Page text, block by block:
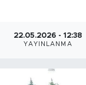
22.05.2026 - 12:38
YAYINLANMA